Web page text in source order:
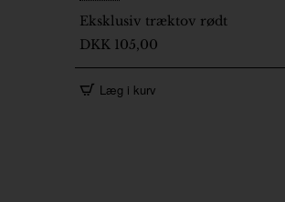
2-5 Dage
Eksklusiv træktov rødt
DKK 105,00
Læg i kurv